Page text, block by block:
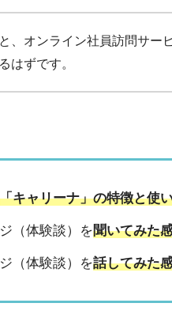
、オンライン社員訪問サー
はずです。
「キャリーナ」の特徴と使
（体験談）を聞いてみた
（体験談）を話してみた